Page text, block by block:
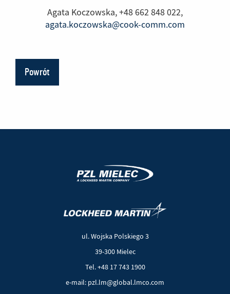
Agata Koczowska, +48 662 848 022,
agata.koczowska@cook-comm.com
Powrót
ul. Wojska Polskiego 3
39-300 Mielec
Tel. +48 17 743 1900
e-mail: pzl.lm@global.lmco.com